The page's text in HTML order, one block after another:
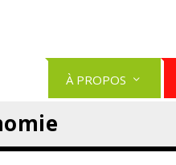
À PROPOS